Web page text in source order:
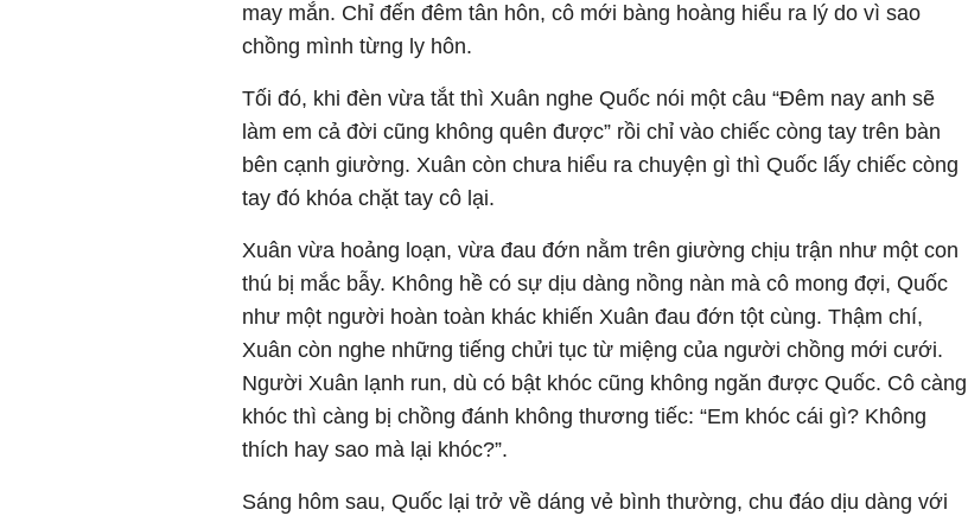
may mắn. Chỉ đến đêm tân hôn, cô mới bàng hoàng hiểu ra lý do vì sao
chồng mình từng ly hôn.
Tối đó, khi đèn vừa tắt thì Xuân nghe Quốc nói một câu “Đêm nay anh sẽ
làm em cả đời cũng không quên được” rồi chỉ vào chiếc còng tay trên bàn
bên cạnh giường. Xuân còn chưa hiểu ra chuyện gì thì Quốc lấy chiếc còng
tay đó khóa chặt tay cô lại.
Xuân vừa hoảng loạn, vừa đau đớn nằm trên giường chịu trận như một con
thú bị mắc bẫy. Không hề có sự dịu dàng nồng nàn mà cô mong đợi, Quốc
như một người hoàn toàn khác khiến Xuân đau đớn tột cùng. Thậm chí,
Xuân còn nghe những tiếng chửi tục từ miệng của người chồng mới cưới.
Người Xuân lạnh run, dù có bật khóc cũng không ngăn được Quốc. Cô càng
khóc thì càng bị chồng đánh không thương tiếc: “Em khóc cái gì? Không
thích hay sao mà lại khóc?”.
Sáng hôm sau, Quốc lại trở về dáng vẻ bình thường, chu đáo dịu dàng với